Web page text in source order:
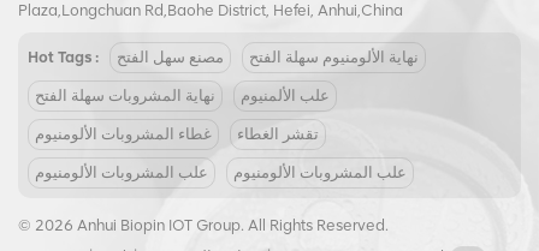
Plaza,Longchuan Rd,Baohe District, Hefei, Anhui,China
Hot Tags : مصنع سهل الفتح نهاية الألومنيوم سهلة الفتح
نهاية المشروبات سهلة الفتح علب الألمنيوم
غطاء المشروبات الألومنيوم تقشر الغطاء
علب المشروبات الألومنيوم علب المشروبات الألومنيوم
© 2026 Anhui Biopin IOT Group. All Rights Reserved.